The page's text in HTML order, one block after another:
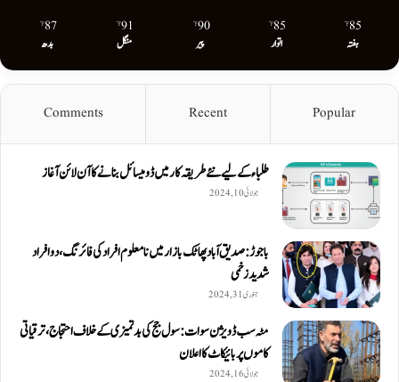
85
℉
ہفتہ
85
℉
اتوار
90
℉
پیر
91
℉
منگل
87
℉
بدھ
Popular
Recent
Comments
طلباء کے لیے نئے طریقہ کار میں ڈومیسائل بنانے کا آن لائن آغاز
جولائی 10, 2024
باجوڑ: صدیق اۤباد پھاٹک بازار میں نامعلوم افراد کی فائرنگ، دو افراد
شدید زخمی
جنوری 31, 2024
مٹہ سب ڈویژن سوات: سول جج کی بدتمیزی کے خلاف احتجاج، ترقیاتی
کاموں پر بائیکاٹ کا اعلان
جولائی 16, 2024